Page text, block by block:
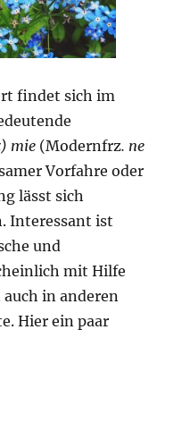
findet sich im
mie (Modernfrz. ne
Vorfahre oder
lässt sich
Interessant ist
und
mit Hilfe
in anderen
Hier ein paar